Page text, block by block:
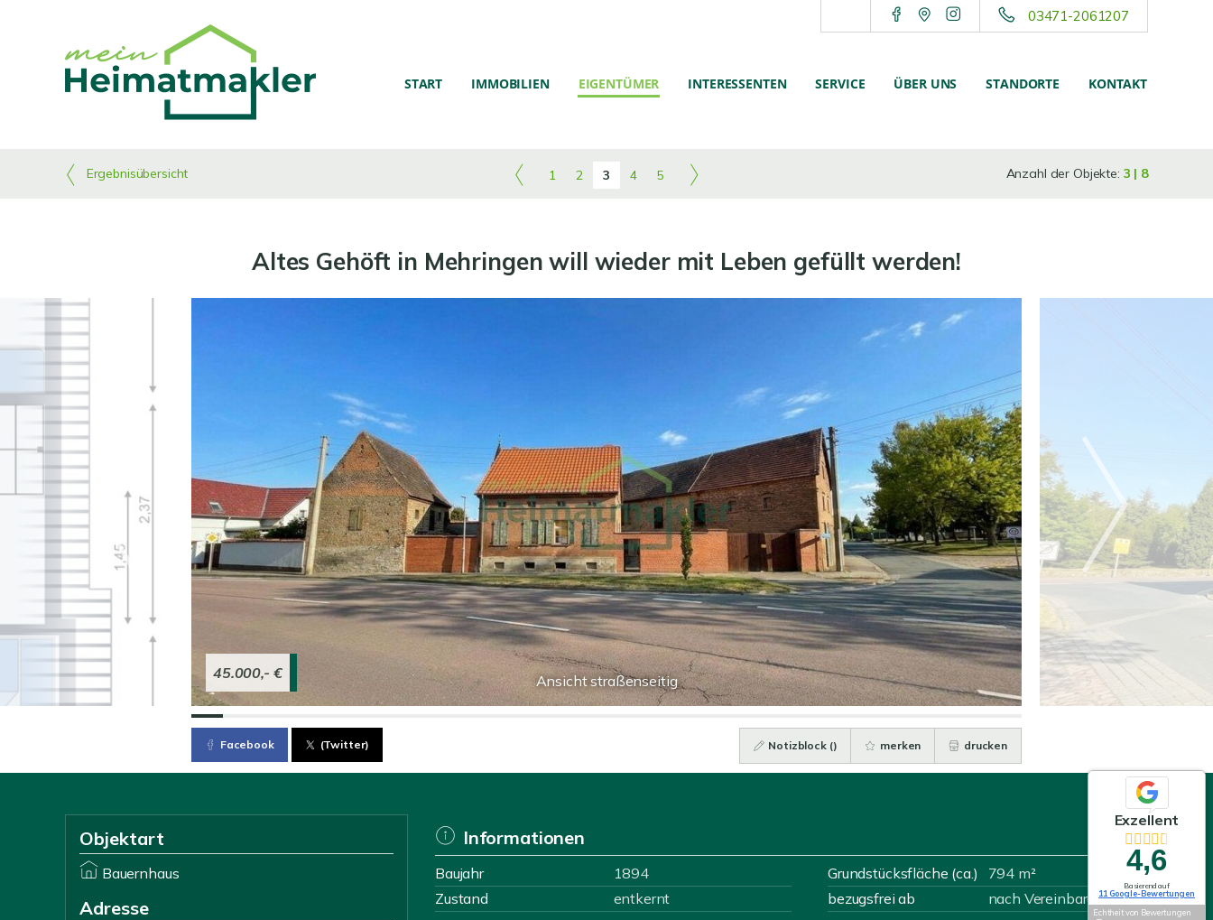
03471-2061207
START IMMOBILIEN EIGENTÜMER INTERESSENTEN SERVICE ÜBER UNS STANDORTE KONTAKT
Ergebnisübersicht 1 2 3 4 5 Anzahl der Objekte: 3 | 8
Altes Gehöft in Mehringen will wieder mit Leben gefüllt werden!
Ansicht straßenseitig
45.000,- €
Facebook (Twitter) Notizblock () merken drucken
Objektart
Bauernhaus
Adresse
Informationen
Baujahr 1894 Grundstücksfläche (ca.)
794 m²
Zustand
entkernt bezugsfrei ab nach Vereinbarung!
Exzellent
4,6
Basierend auf
11 Google-Bewertungen
Echtheit von Bewertungen